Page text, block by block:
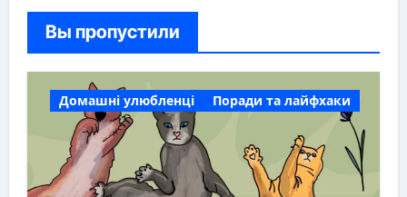
Вы пропустили
Домашні улюбленці Поради та лайфхаки